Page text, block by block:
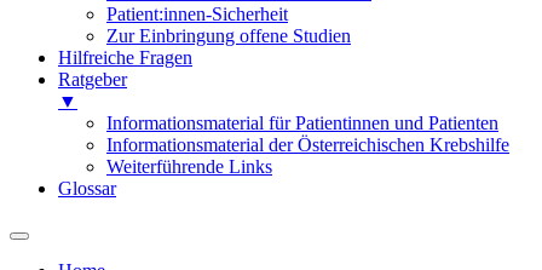
Patient:innen-Sicherheit
Zur Einbringung offene Studien
Hilfreiche Fragen
Ratgeber
▼
Informationsmaterial für Patientinnen und Patienten
Informationsmaterial der Österreichischen Krebshilfe
Weiterführende Links
Glossar